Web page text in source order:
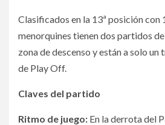
Clasificados en la 13ª posición con
menorquines tienen dos partidos
zona de descenso y están a solo
de Play Off.
Claves del partido
Ritmo de juego: En la derrota del